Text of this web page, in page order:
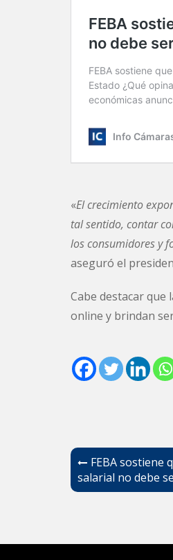
«El crecimiento
tal sentido, contar
los consumidores y
aseguró el
Cabe destacar que
online y brindan
Navegación
de
FEBA sostiene
salarial no debe